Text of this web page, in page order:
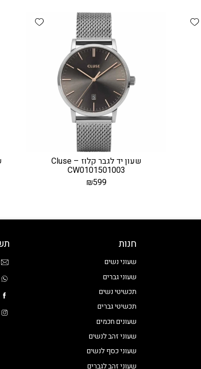
Add wishlist
Add wishlist
שעון יד לגבר קלוז – Cluse
CW0101501003
₪599
חנות
שעוני נשים
שעוני גברים
תכשיטי נשים
תכשיטי גברים
שעונים חכמים
שעוני זהב לנשים
שעוני כסף לנשים
שעוני זהב לגברים